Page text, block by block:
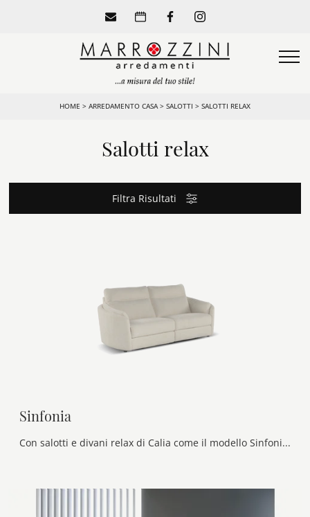
HOME > ARREDAMENTO CASA> SALOTTI > SALOTTI RELAX
Salotti relax
Filtra Risultati
Sinfonia
Con salotti e divani relax di Calia come il modello Sinfonia in tessuto, potrai ultimare il tuo progetto d'arredo.